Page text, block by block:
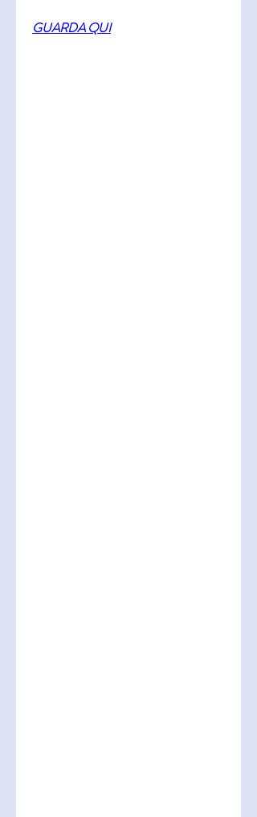
GUARDA QUI